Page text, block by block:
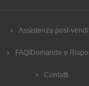
Assistenza post-
FAQ/Domande e
Contatti